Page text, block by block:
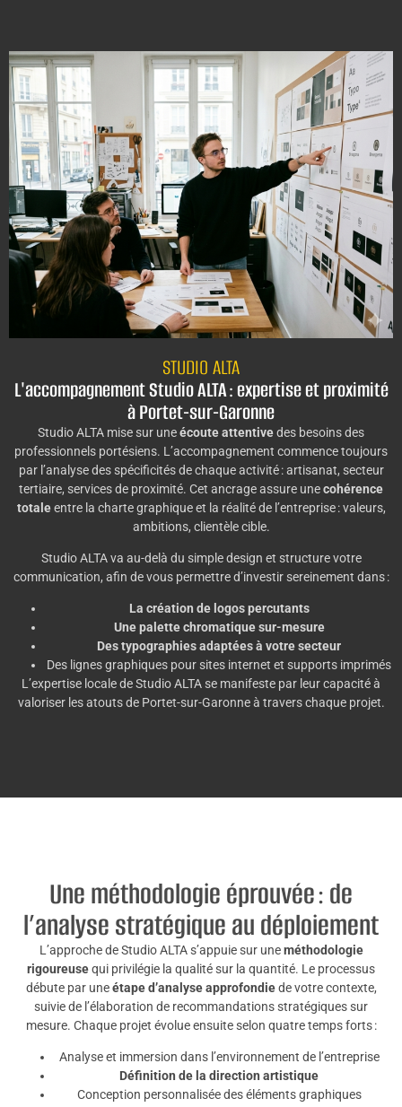
STUDIO ALTA
L'accompagnement Studio ALTA : expertise et proximité
à Portet-sur-Garonne
Studio ALTA mise sur uneécoute attentivedes besoins des
professionnels portésiens. L’accompagnement commence toujours
par l’analyse des spécificités de chaque activité : artisanat, secteur
tertiaire, services de proximité. Cet ancrage assure unecohérence
totaleentre la charte graphique et la réalité de l’entreprise : valeurs,
ambitions, clientèle cible.
Studio ALTA va au-delà du simple design et structure votre
communication, afin de vous permettre d’investir sereinement dans :
La création de logos percutants
Une palette chromatique sur-mesure
Des typographies adaptées à votre secteur
Des lignes graphiques pour sites internet et supports imprimés
L’expertise locale de Studio ALTA se manifeste par leur capacité à
valoriser les atouts de Portet-sur-Garonne à travers chaque projet.
Une méthodologie éprouvée : de
l’analyse stratégique au déploiement
L’approche de Studio ALTA s’appuie sur uneméthodologie
rigoureusequi privilégie la qualité sur la quantité. Le processus
débute par uneétape d’analyse approfondiede votre contexte,
suivie de l’élaboration de recommandations stratégiques sur
mesure. Chaque projet évolue ensuite selon quatre temps forts :
Analyse et immersion dans l’environnement de l’entreprise
Définition de la direction artistique
Conception personnalisée des éléments graphiques